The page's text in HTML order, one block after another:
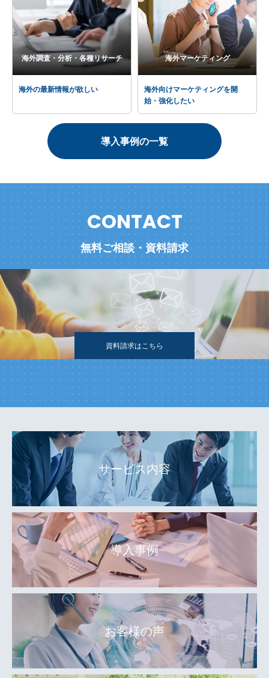
海外調査・分析・各種リサーチ
海外の最新情報が欲しい
海外マーケティング
海外向けマーケティングを開
始・強化したい
導入事例の一覧
CONTACT
無料ご相談・資料請求
資料請求はこちら
サービス内容
導入事例
お客様の声